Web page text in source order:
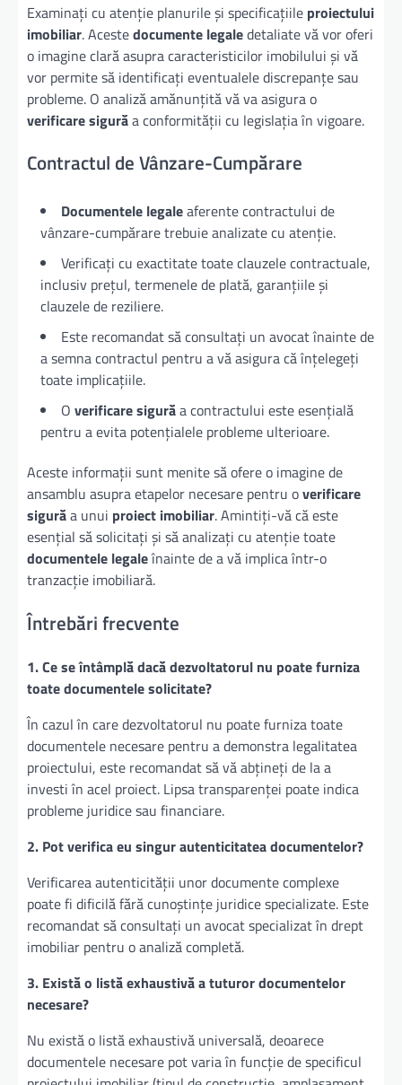
Examinați cu atenție planurile și specificațiile proiectului
imobiliar. Acestedocumente legaledetaliate vă vor oferi
o imagine clară asupra caracteristicilor imobilului și vă
vor permite să identificați eventualele discrepanțe sau
probleme. O analiză amănunțită vă va asigura o
verificare sigurăa conformității cu legislația în vigoare.
Contractul de Vânzare-Cumpărare
Documentele legaleaferente contractului de
vânzare-cumpărare trebuie analizate cu atenție.
Verificați cu exactitate toate clauzele contractuale,
inclusiv prețul, termenele de plată, garanțiile și
clauzele de reziliere.
Este recomandat să consultați un avocat înainte de
a semna contractul pentru a vă asigura că înțelegeți
toate implicațiile.
O verificare sigurăa contractului este esențială
pentru a evita potențialele probleme ulterioare.
Aceste informații sunt menite să ofere o imagine de
ansamblu asupra etapelor necesare pentru overificare
sigurăa unui proiect imobiliar. Amintiți-vă că este
esențial să solicitați și să analizați cu atenție toate
documentele legaleînainte de a vă implica într-o
tranzacție imobiliară.
Întrebări frecvente
1. Ce se întâmplă dacă dezvoltatorul nu poate furniza
toate documentele solicitate?
În cazul în care dezvoltatorul nu poate furniza toate
documentele necesare pentru a demonstra legalitatea
proiectului, este recomandat să vă abțineți de la a
investi în acel proiect. Lipsa transparenței poate indica
probleme juridice sau financiare.
2. Pot verifica eu singur autenticitatea documentelor?
Verificarea autenticității unor documente complexe
poate fi dificilă fără cunoștințe juridice specializate. Este
recomandat să consultați un avocat specializat în drept
imobiliar pentru o analiză completă.
3. Există o listă exhaustivă a tuturor documentelor
necesare?
Nu există o listă exhaustivă universală, deoarece
documentele necesare pot varia în funcție de specificul